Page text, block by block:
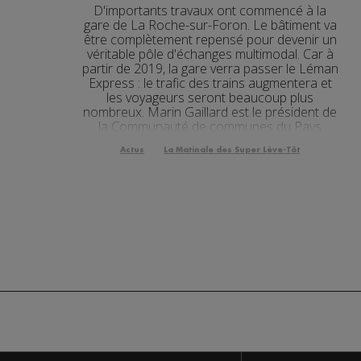
31.07.2026 Actualités
31.07.2026 Actualités
31.07.2026 Actualités
30.07.2026 Actualités
30.07.2026 Actualités
Actualités
D'importants travaux ont commencé à la
gare de La Roche-sur-Foron. Le bâtiment va
être complètement repensé pour devenir un
véritable pôle d'échanges multimodal. Car à
partir de 2019, la gare verra passer le Léman
Express : le trafic des trains augmentera et
les voyageurs seront beaucoup plus
nombreux. Marin Gaillard est le président de
la Communauté de communes du Pays
Actus La Matinale des Super Lève-Tôt